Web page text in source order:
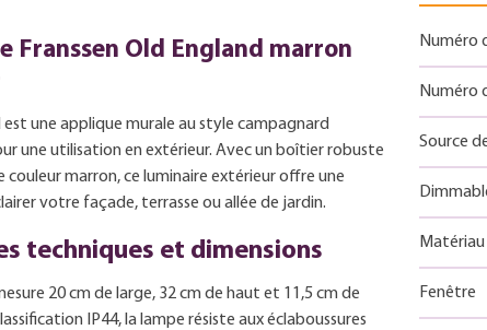
Franssen Old England marron
est une applique murale au style campagnard
une utilisation en extérieur. Avec un boîtier robuste
marron, ce luminaire extérieur offre une
votre façade, terrasse ou allée de jardin.
techniques et dimensions
20 cm de large, 32 cm de haut et 11,5 cm de
IP44, la lampe résiste aux éclaboussures
Numéro
Numéro
Source
Matériau
Fenêtre